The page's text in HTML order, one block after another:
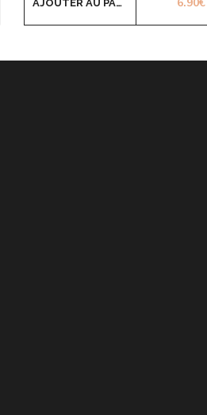
AJOUTER AU PANIER